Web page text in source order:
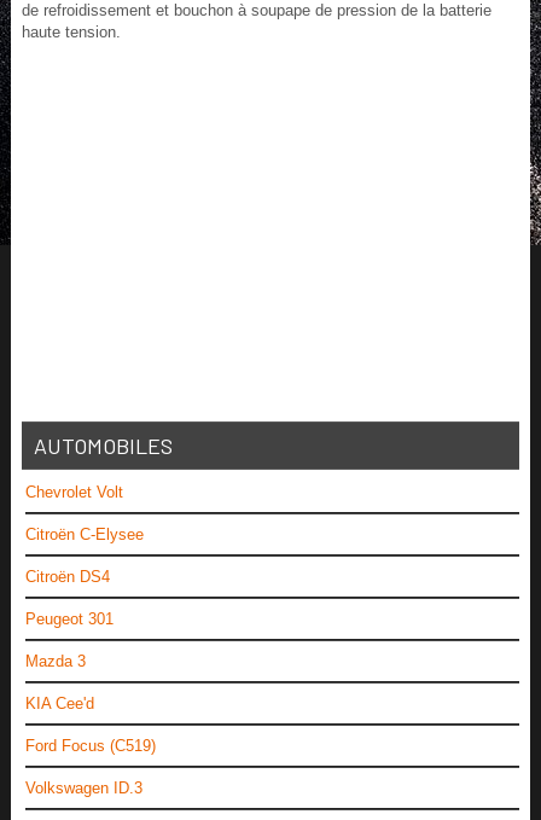
de refroidissement et bouchon à soupape de pression de la batterie
haute tension.
AUTOMOBILES
Chevrolet Volt
Citroën C-Elysee
Citroën DS4
Peugeot 301
Mazda 3
KIA Cee'd
Ford Focus (C519)
Volkswagen ID.3